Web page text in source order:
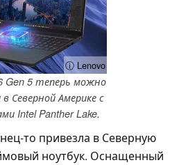
ⓘ Lenovo
Gen 5 теперь можно
Северной Америке с
Intel Panther Lake.
то привезла в Северную
ноутбук. Оснащенный